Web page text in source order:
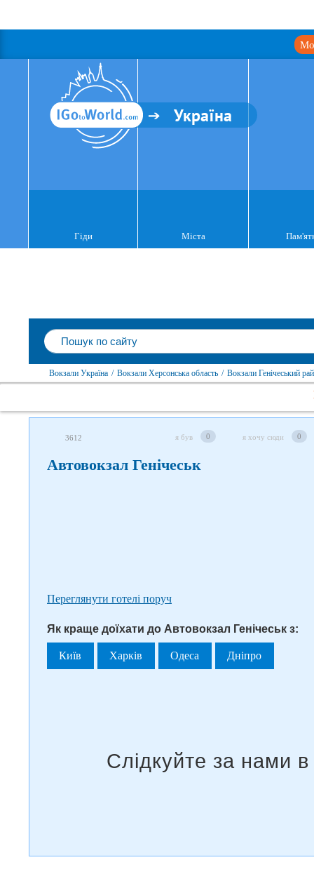
Україна
Гіди Міста
Вокзали Україна / Вокзали Херсонська область / Вокзали Генічеський
3612 я був 0 я хочу сюди 0
Автовокзал Генічеськ
Переглянути готелі поруч
Як краще доїхати до Автовокзал Генічеськ з:
Київ Харків Одеса Дніпро